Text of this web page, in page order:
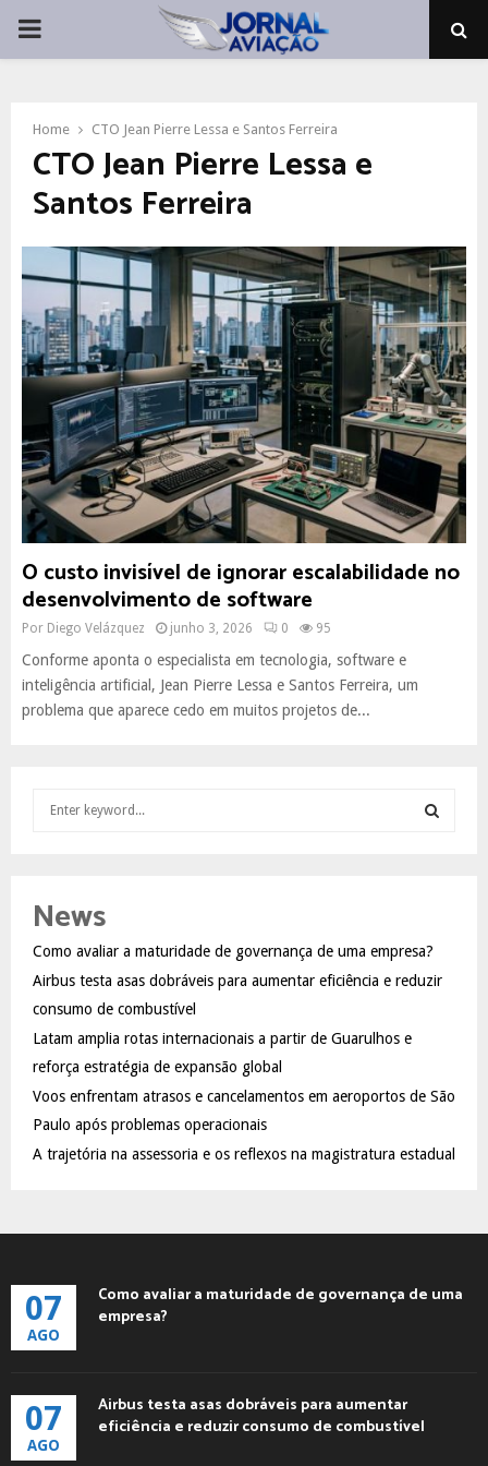
PRIMARY
Home CTO Jean Pierre Lessa e Santos Ferreira
CTO Jean Pierre Lessa e
Santos Ferreira
O custo invisível de ignorar escalabilidade no
desenvolvimento de software
Por Diego Velázquez junho 3, 2026 0 95
Conforme aponta o especialista em tecnologia, software e
inteligência artificial, Jean Pierre Lessa e Santos Ferreira, um
problema que aparece cedo em muitos projetos de...
h
o
r
:
R
News
Como avaliar a maturidade de governança de uma empresa?
Airbus testa asas dobráveis para aumentar eficiência e reduzir
consumo de combustível
Latam amplia rotas internacionais a partir de Guarulhos e
reforça estratégia de expansão global
Voos enfrentam atrasos e cancelamentos em aeroportos de São
Paulo após problemas operacionais
A trajetória na assessoria e os reflexos na magistratura estadual
07
AGO
Como avaliar a maturidade de governança de uma
empresa?
07
AGO
Airbus testa asas dobráveis para aumentar
eficiência e reduzir consumo de combustível